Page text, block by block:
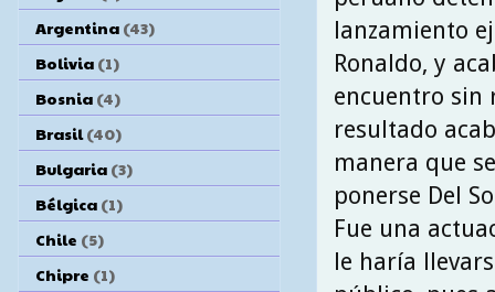
lanzamiento
Ronaldo, y
encuentro sin
resultado
manera que
ponerse Del
Fue una
le haría
Argentina (43)
Bolivia (1)
Bosnia (4)
Brasil (40)
Bulgaria (3)
Bélgica (1)
Chile (5)
Chipre (1)